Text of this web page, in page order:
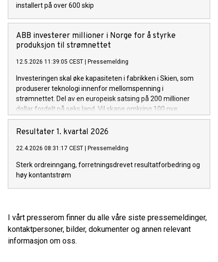
installert på over 600 skip
ABB investerer millioner i Norge for å styrke
produksjon til strømnettet
12.5.2026 11:39:05 CEST Pressemelding
Investeringen skal øke kapasiteten i fabrikken i Skien, som
produserer teknologi innenfor mellomspenning i
strømnettet. Del av en europeisk satsing på 200 millioner
dollar fordelt på seks land. Vil skape omkring 100 nye
arbeidsplasser i Skien det første året.
Resultater 1. kvartal 2026
22.4.2026 08:31:17 CEST Pressemelding
Sterk ordreinngang, forretningsdrevet resultatforbedring og
høy kontantstrøm
I vårt presserom finner du alle våre siste pressemeldinger,
kontaktpersoner, bilder, dokumenter og annen relevant
informasjon om oss.